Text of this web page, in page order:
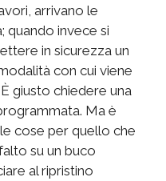
arrivano le
quando invece si
in sicurezza un
con cui viene
giusto chiedere una
Ma è
cose per quello che
su un buco
al ripristino